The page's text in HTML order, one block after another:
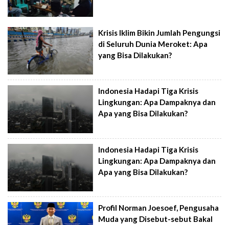
Krisis Iklim Bikin Jumlah Pengungsi
di Seluruh Dunia Meroket: Apa
yang Bisa Dilakukan?
Indonesia Hadapi Tiga Krisis
Lingkungan: Apa Dampaknya dan
Apa yang Bisa Dilakukan?
Indonesia Hadapi Tiga Krisis
Lingkungan: Apa Dampaknya dan
Apa yang Bisa Dilakukan?
Profil Norman Joesoef, Pengusaha
Muda yang Disebut-sebut Bakal